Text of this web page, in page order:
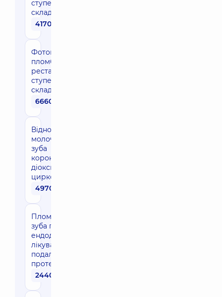
ступеня
складності
4170 грн
Фотополімерна
пломба,
реставрація IV
ступеня
складності
6660 грн
Відновлення
молочного
зуба
коронкою з
діоксиду
цирконію
4970 грн
Пломбування
зуба після
ендодонтичного
лікування (для
подальшого
протезування)
2440 грн